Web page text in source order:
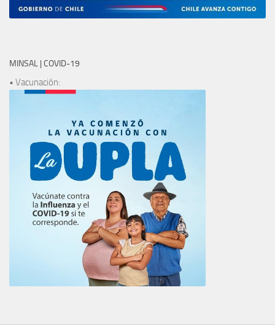
MINSAL | COVID-19
• Vacunación: